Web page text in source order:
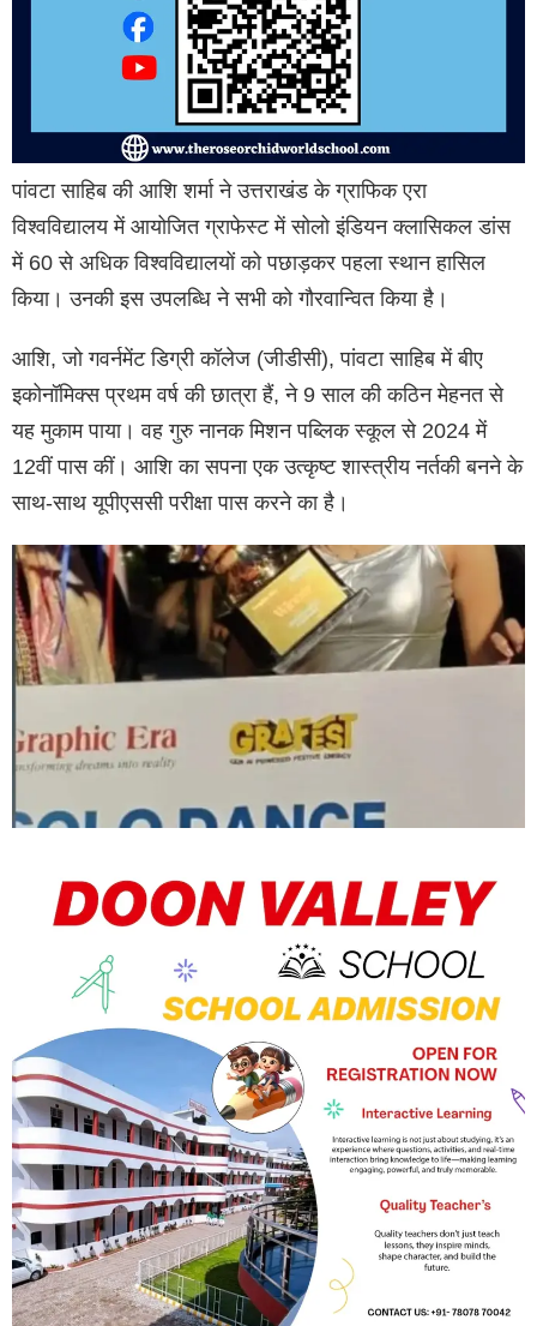
पांवटा साहिब की आशि शर्मा ने उत्तराखंड के ग्राफिक एरा
विश्वविद्यालय में आयोजित ग्राफेस्ट में सोलो इंडियन क्लासिकल डांस
में 60 से अधिक विश्वविद्यालयों को पछाड़कर पहला स्थान हासिल
किया। उनकी इस उपलब्धि ने सभी को गौरवान्वित किया है।
आशि, जो गवर्नमेंट डिग्री कॉलेज (जीडीसी), पांवटा साहिब में बीए
इकोनॉमिक्स प्रथम वर्ष की छात्रा हैं, ने 9 साल की कठिन मेहनत से
यह मुकाम पाया। वह गुरु नानक मिशन पब्लिक स्कूल से 2024 में
12वीं पास कीं। आशि का सपना एक उत्कृष्ट शास्त्रीय नर्तकी बनने के
साथ-साथ यूपीएससी परीक्षा पास करने का है।